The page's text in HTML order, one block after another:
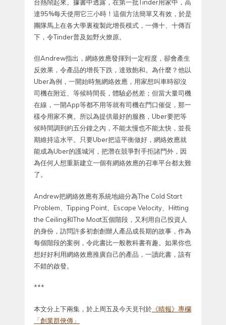
台熱鬧起來。據書中透露，在第一批Tinder用家中，高
達95%每天使用它三小時！這個方法簡單又有效，於是
團隊馬上在各大學裏複製此增長模式，一傳十、十傳百
下，令Tinder普及如野火燎原。
但Andrew指出，網絡效應發揮到一定程度，卻會產生
反效果，令產品的增長下跌，達致飽和。為什麼？他以
Uber為例，一開始時無網絡效應，用家想叫車時卻沒
司機在附近、等候時間長，體驗必然差；但當大量司機
在線，一開App等都不用等就有司機在門口催促，那一
樣令用家不爽。所以為提供最好的服務，Uber要把等
候時間調到約五分鐘之內，不能太慢也不能太快，並長
期維持這水平。只要Uber把這平衡做好，網絡效應就
能成為Uber的護城河，把潛在競爭對手拒諸門外，因
為任何人想重新建立一個有網絡效應的召車平台都太難
了。
Andrew把網絡效應有系統地細分為The Cold Start
Problem、Tipping Point、Escape Velocity、Hitting
the Ceiling和The Moat五個階段，又利用自己投資人
的身份，訪問許多初創創辦人產品成長期的故事，作為
每個階段的案例，令此書比一般教科書有趣。如果你也
想好好利用網絡效應推廣自己的產品，一讀此書，該有
不錯的啟發。
***
本文分上下兩集，於上周五及今天見刊於 《晴報》專欄
「創業群俠傳」